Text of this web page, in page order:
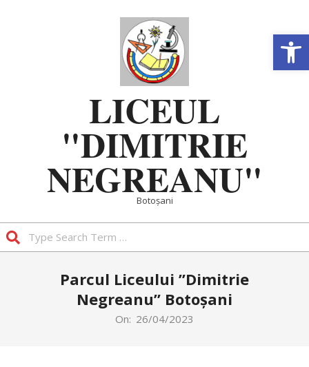
LICEUL
"DIMITRIE
NEGREANU"
Botoșani
Parcul Liceului ”Dimitrie
Negreanu” Botoșani
On: 26/04/2023